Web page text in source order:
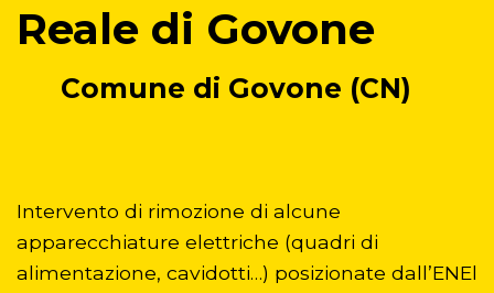
Reale di Govone
Comune di Govone (CN)
Intervento di rimozione di alcune
apparecchiature elettriche (quadri di
alimentazione, cavidotti…) posizionate dall’ENEl